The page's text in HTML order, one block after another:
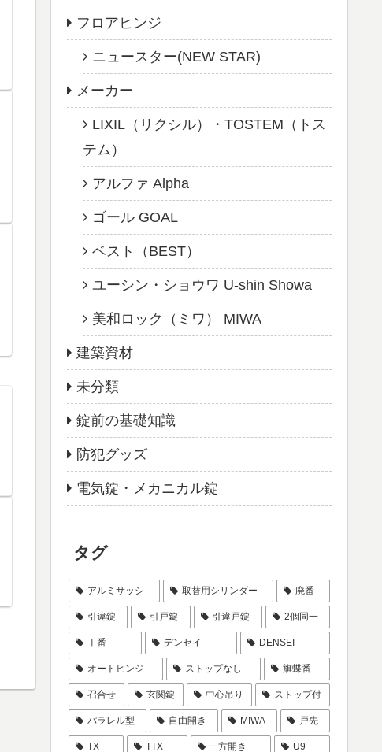
フロアヒンジ
ニュースター(NEW STAR)
メーカー
LIXIL（リクシル）・TOSTEM（トス
テム）
アルファ Alpha
ゴール GOAL
ベスト（BEST）
ユーシン・ショウワ U-shin Showa
美和ロック（ミワ） MIWA
建築資材
未分類
錠前の基礎知識
防犯グッズ
電気錠・メカニカル錠
タグ
アルミサッシ 取替用シリンダー 廃番
引違錠 引戸錠 引違戸錠 2個同一
丁番 デンセイ DENSEI
オートヒンジ ストップなし 旗蝶番
召合せ 玄関錠 中心吊り ストップ付
パラレル型 自由開き MIWA 戸先
TX TTX 一方開き U9